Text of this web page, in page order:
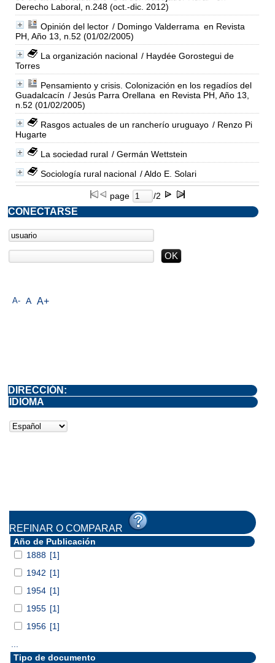
Derecho Laboral, n.248 (oct.-dic. 2012)
Opinión del lector / Domingo Valderrama en Revista
PH, Año 13, n.52 (01/02/2005)
La organización nacional / Haydée Gorostegui de
Torres
Pensamiento y crisis. Colonización en los regadíos del
Guadalcacín / Jesús Parra Orellana en Revista PH, Año 13,
n.52 (01/02/2005)
Rasgos actuales de un rancherío uruguayo / Renzo Pi
Hugarte
La sociedad rural / Germán Wettstein
Sociología rural nacional / Aldo E. Solari
page /2
A- A A+
CONECTARSE
DIRECCIÓN:
IDIOMA
REFINAR O COMPARAR
Año de Publicación
1888 [1]
1942 [1]
1954 [1]
1955 [1]
1956 [1]
Tipo de documento